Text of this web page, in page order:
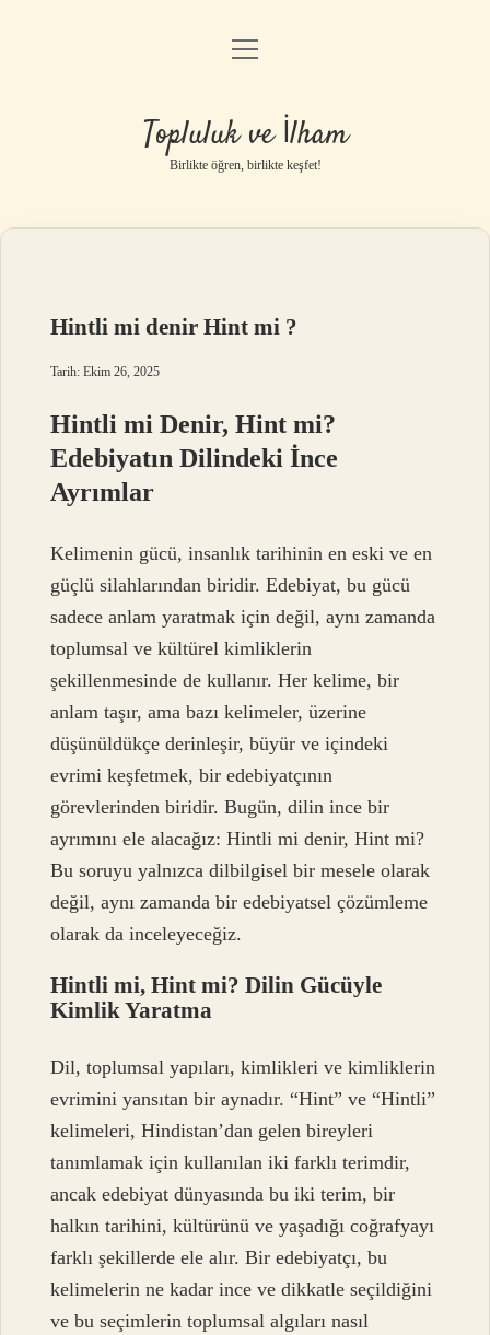
Anasayfa
Gizlilik Politikası
Yasal Uyarı
menüyü
Topluluk ve İlham
Birlikte öğren, birlikte keşfet!
Hintli mi denir Hint mi ?
Tarih: Ekim 26, 2025
Hintli mi Denir, Hint mi?
Edebiyatın Dilindeki İnce
Ayrımlar
Kelimenin gücü, insanlık tarihinin en eski ve en
güçlü silahlarından biridir. Edebiyat, bu gücü
sadece anlam yaratmak için değil, aynı zamanda
toplumsal ve kültürel kimliklerin
şekillenmesinde de kullanır. Her kelime, bir
anlam taşır, ama bazı kelimeler, üzerine
düşünüldükçe derinleşir, büyür ve içindeki
evrimi keşfetmek, bir edebiyatçının
görevlerinden biridir. Bugün, dilin ince bir
ayrımını ele alacağız: Hintli mi denir, Hint mi?
Bu soruyu yalnızca dilbilgisel bir mesele olarak
değil, aynı zamanda bir edebiyatsel çözümleme
olarak da inceleyeceğiz.
Hintli mi, Hint mi? Dilin Gücüyle
Kimlik Yaratma
Dil, toplumsal yapıları, kimlikleri ve kimliklerin
evrimini yansıtan bir aynadır. “Hint” ve “Hintli”
kelimeleri, Hindistan’dan gelen bireyleri
tanımlamak için kullanılan iki farklı terimdir,
ancak edebiyat dünyasında bu iki terim, bir
halkın tarihini, kültürünü ve yaşadığı coğrafyayı
farklı şekillerde ele alır. Bir edebiyatçı, bu
kelimelerin ne kadar ince ve dikkatle seçildiğini
ve bu seçimlerin toplumsal algıları nasıl